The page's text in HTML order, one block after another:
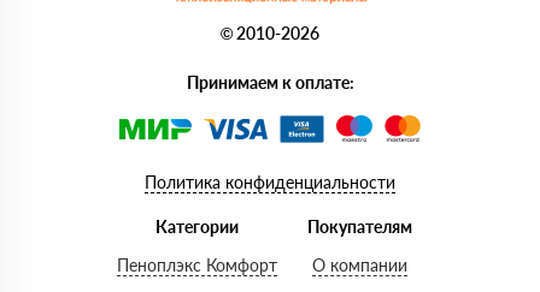
© 2010-2026
Принимаем к оплате:
Политика конфиденциальности
Категории
Пеноплэкс Комфорт
Покупателям
О компании